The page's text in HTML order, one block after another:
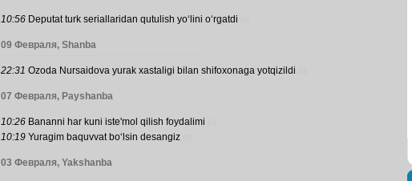
10:56 Deputat turk seriallaridan qutulish yo‘lini o‘rgatdi
09 Февраля, Shanba
22:31 Ozoda Nursaidova yurak xastaligi bilan shifoxonaga yotqizildi
07 Февраля, Payshanba
10:26 Bananni har kuni iste'mol qilish foydalimi
10:19 Yuragim baquvvat bo‘lsin desangiz
03 Февраля, Yakshanba